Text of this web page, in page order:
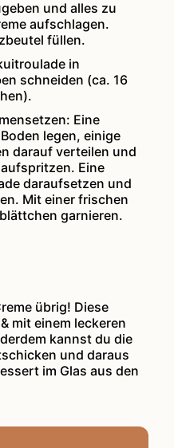
und alles zu
aufschlagen.
füllen.
in
schneiden (ca. 16
Eine
legen, einige
darauf verteilen und
Eine
daraufsetzen und
Mit einer frischen
garnieren.
übrig! Diese
mit einem leckeren
kannst du die
und daraus
im Glas aus den